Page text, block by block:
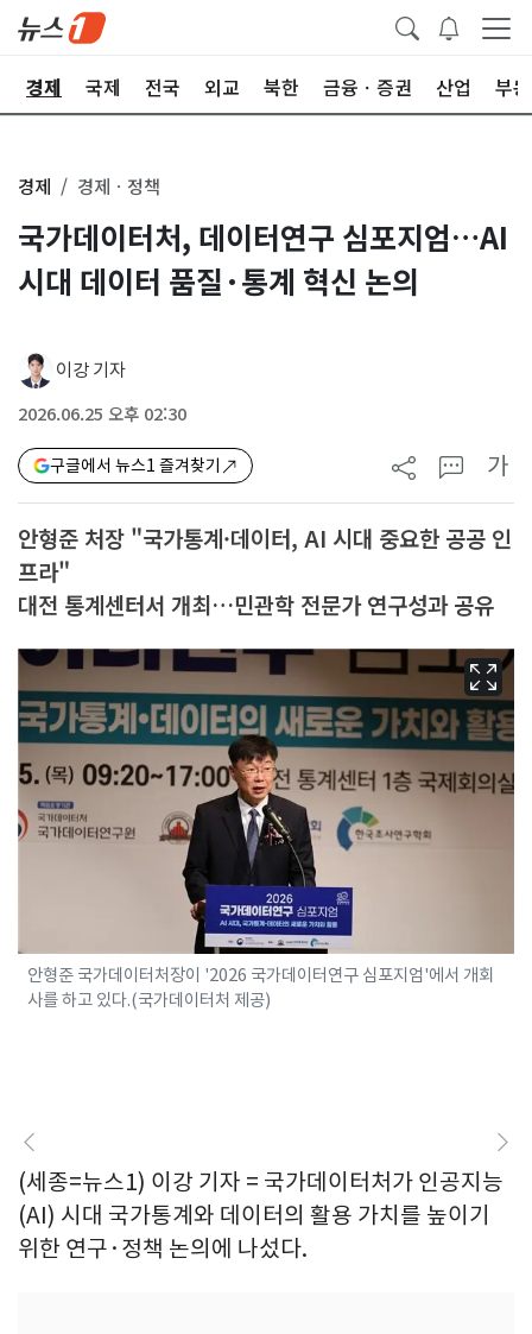
경제 국제 전국 외교 북한 금융ㆍ증권 산업 부
경제 경제ㆍ정책
국가데이터처, 데이터연구 심포지엄…AI
시대 데이터 품질·통계 혁신 논의
이강 기자
2026.06.25 오후 02:30
구글에서 뉴스1 즐겨찾기 가
안형준 처장 "국가통계·데이터, AI 시대 중요한 공공 인
프라"
대전 통계센터서 개최…민관학 전문가 연구성과 공유
안형준 국가데이터처장이 '2026 국가데이터연구 심포지엄'에서 개회
사를 하고 있다.(국가데이터처 제공)
(세종=뉴스1) 이강 기자 = 국가데이터처가 인공지능
(AI) 시대 국가통계와 데이터의 활용 가치를 높이기
위한 연구·정책 논의에 나섰다.